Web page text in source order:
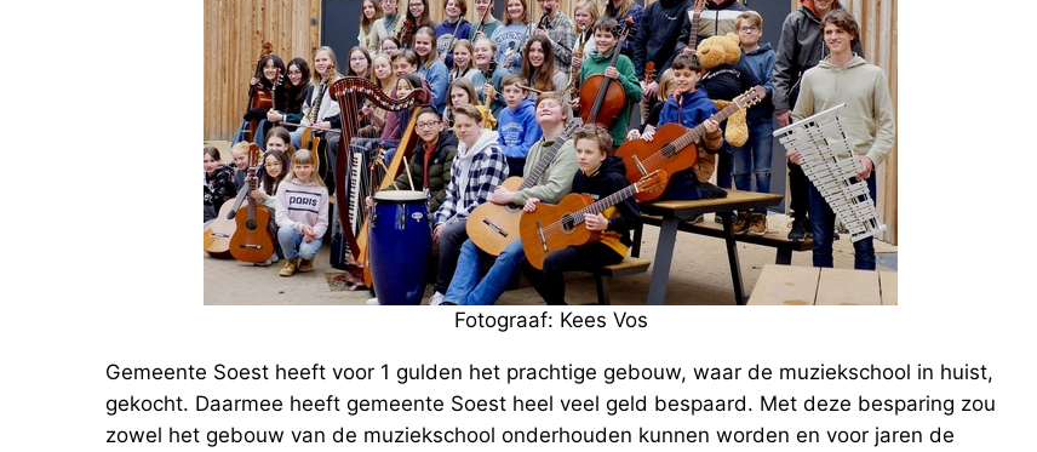
Fotograaf: Kees Vos
Gemeente Soest heeft voor 1 gulden het prachtige gebouw, waar de muziekschool in huist,
gekocht. Daarmee heeft gemeente Soest heel veel geld bespaard. Met deze besparing zou
zowel het gebouw van de muziekschool onderhouden kunnen worden en voor jaren de